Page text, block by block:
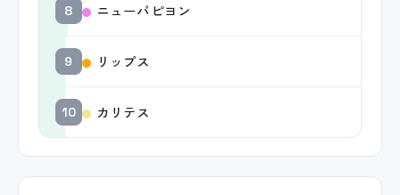
8 ニューパピヨン
9 リップス
10 カリテス